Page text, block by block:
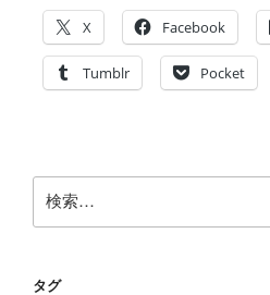
リ
ウ
に]
と
水
槽
[溺
X Facebook
Tumblr Pocket
索:
タグ